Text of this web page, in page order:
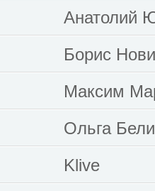
Анатолий
Борис
Максим
Ольга
Klive